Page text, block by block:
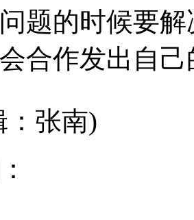
题的时候要
合作发出自
：张南)